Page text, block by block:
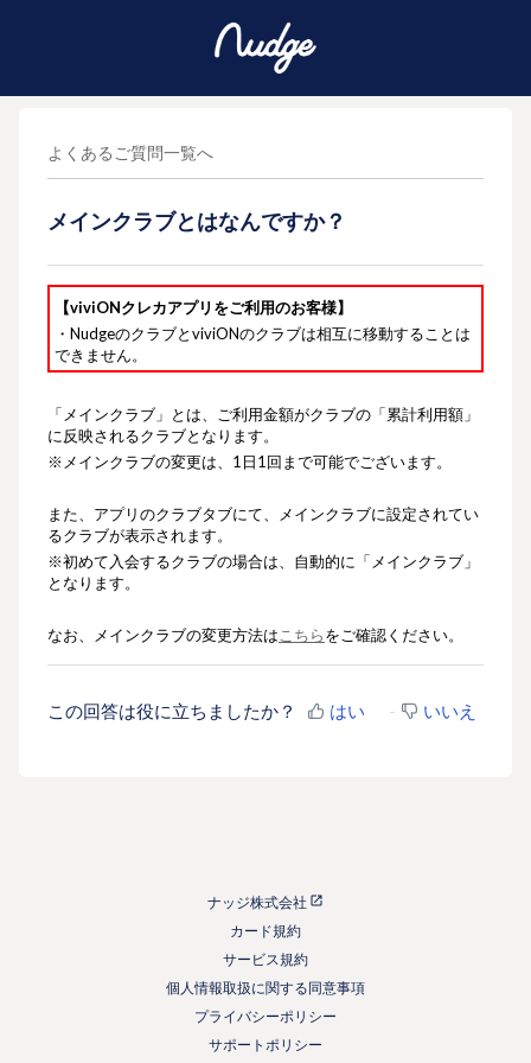
よくあるご質問一覧へ
メインクラブとはなんですか？
【viviONクレカアプリをご利用のお客様】
・NudgeのクラブとviviONのクラブは相互に移動することは
できません。
「メインクラブ」とは、ご利用金額がクラブの「累計利用額」
に反映されるクラブとなります。
※メインクラブの変更は、1日1回まで可能でございます。
また、アプリのクラブタブにて、メインクラブに設定されてい
るクラブが表示されます。
※初めて入会するクラブの場合は、自動的に「メインクラブ」
となります。
なお、メインクラブの変更方法は こちらをご確認ください。
この回答は役に立ちましたか？ はい いいえ
ナッジ株式会社
カード規約
サービス規約
個人情報取扱に関する同意事項
プライバシーポリシー
サポートポリシー